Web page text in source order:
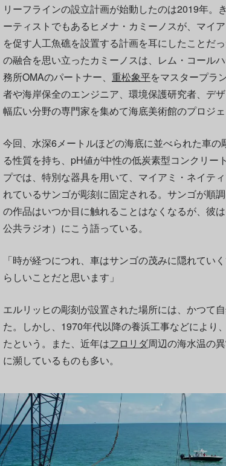
リーフラインの設立計画が始動したのは2019年。
ーティストでもあるヒメナ・カミーノスが、マイ
を促す人工魚礁を設置する計画を耳にしたことだ
の融合を思い立ったカミーノスは、レム・コール
務所OMAのパートナー、 重松象平をマスタープラ
者や海岸保全のエンジニア、環境保護研究者、デ
幅広い分野の専門家を集めて海底美術館のプロジェ
今回、水深6メートルほどの海底に並べられた車
る性質を持ち、pH値が中性の低炭素型コンクリー
プでは、特別な器具を用いて、マイアミ・ネイテ
れているサンゴが彫刻に固定される。サンゴが順
の作品はいつか目に触れることはなくなるが、彼
公共ラジオ）にこう語っている。
「時が経つにつれ、車はサンゴの茂みに隠れてい
らしいことだと思います」
エルリッヒの彫刻が設置された場所には、かつて
た。しかし、1970年代以降の養浜工事などにより
たという。また、近年はフロリダ周辺の海水温の
に瀕しているものも多い。